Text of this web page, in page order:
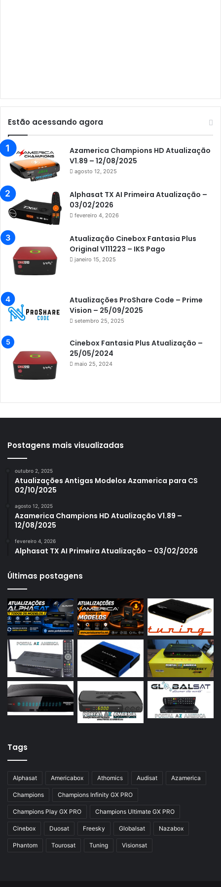
Audisat K10 Urus
Audisat K20 Huracan
Audisat K30 Aventador
Azamerica
Azamerica Beats
Azamerica Champions
Azamerica Champions IPTV
Azamerica Extremo IPTV
Azamerica F92 Plus
Azamerica Gold
Azamerica i7 IPTV
Azamerica King
Azamerica King GX PRO
Azamerica King IPTV
Azamerica Mobi
Azamerica S1005
Azamerica S1006 Plus
Azamerica S1007 New
Azamerica S1007 Plus
Azamerica S1009
Azamerica S2005
Azamerica S2010
Azamerica S2015
Azamerica S922
Azamerica S922 Mini
Azamerica S928
Azamerica Silver
Azamerica Silver GX PRO
Azamerica Silver IPTV
Azbox Like
Azfox
Azgold
Azplus
Azsat
Estão acessando agora
Azamerica Champions HD Atualização
V1.89 – 12/08/2025
agosto 12, 2025
Alphasat TX AI Primeira Atualização –
03/02/2026
fevereiro 4, 2026
Atualização Cinebox Fantasia Plus
Original V111223 – IKS Pago
janeiro 15, 2025
Atualizações ProShare Code – Prime
Vision – 25/09/2025
setembro 25, 2025
Cinebox Fantasia Plus Atualização –
25/05/2024
maio 25, 2024
Postagens mais visualizadas
outubro 2, 2025
Atualizações Antigas Modelos Azamerica para CS
02/10/2025
agosto 12, 2025
Azamerica Champions HD Atualização V1.89 –
12/08/2025
fevereiro 4, 2026
Alphasat TX AI Primeira Atualização – 03/02/2026
Últimas postagens
Tags
Alphasat Americabox Athomics Audisat Azamerica
Champions Champions Infinity GX PRO
Champions Play GX PRO Champions Ultimate GX PRO
Cinebox Duosat Freesky Globalsat Nazabox
Phantom Tourosat Tuning Visionsat